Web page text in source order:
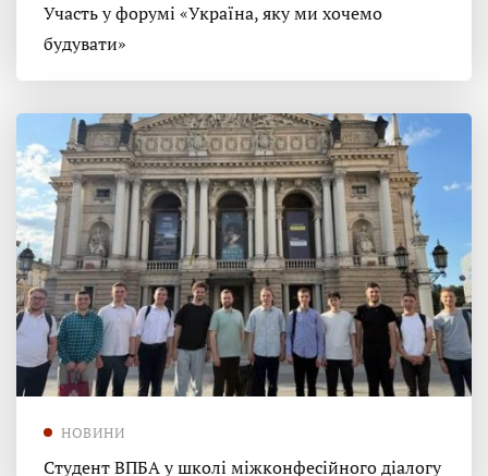
Участь у форумі «Україна, яку ми хочемо
будувати»
НОВИНИ
Студент ВПБА у школі міжконфесійного діалогу